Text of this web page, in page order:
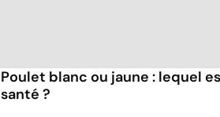
Poulet blanc ou jaune : lequel
santé ?